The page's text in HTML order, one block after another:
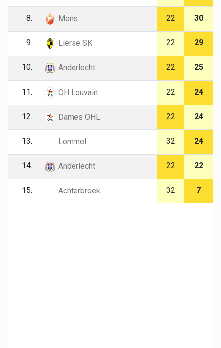
8. Mons 22 30
9. Lierse SK 22 29
10. Anderlecht 22 25
11. OH Louvain 22 24
12. Dames OHL 22 24
13. Lommel 32 24
14. Anderlecht 22 22
15. Achterbroek 32 7